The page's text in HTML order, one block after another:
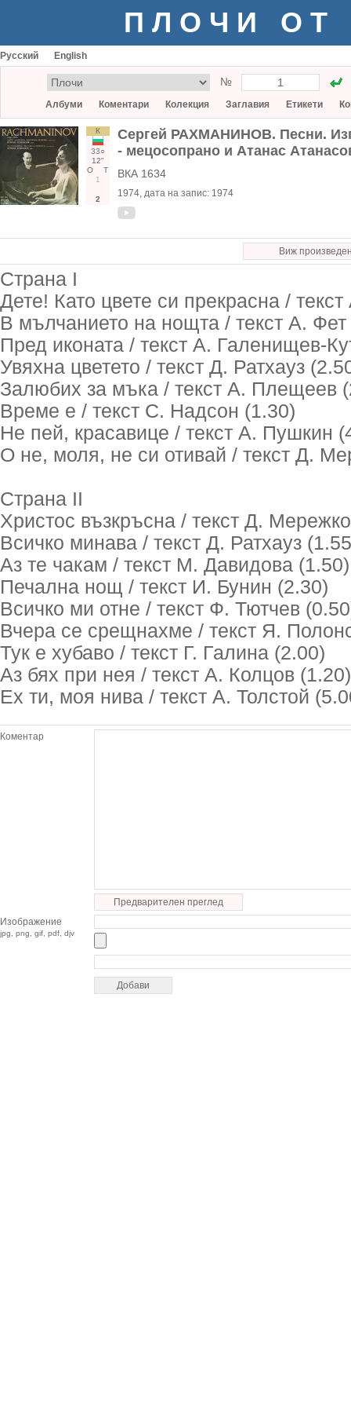
ПЛОЧИ ОТ
Русский English
№
Албуми Коментари Колекция Заглавия Етикети
К
33○
12"
О
Т
1
2
Сергей РАХМАНИНОВ. Песни.
- мецосопрано и Атанас
ВКА 1634
1974, дата на запис: 1974
Виж
Страна I
Дете! Като цвете си прекрасна /
В мълчанието на нощта / текст А. Фет
Пред иконата / текст А. Галенищев-
Увяхна цветето / текст Д. Ратхауз
Залюбих за мъка / текст А. Плещеев
Време е / текст С. Надсон (1.30)
Не пей, красавице / текст А. Пушкин
О не, моля, не си отивай / текст Д.
Страна II
Христос възкръсна / текст Д.
Всичко минава / текст Д. Ратхауз
Аз те чакам / текст М. Давидова (1.50)
Печална нощ / текст И. Бунин (2.30)
Всичко ми отне / текст Ф. Тютчев
Вчера се срещнахме / текст Я.
Тук е хубаво / текст Г. Галина (2.00)
Аз бях при нея / текст А. Колцов (1.20)
Ех ти, моя нива / текст А. Толстой
Коментар
Предварителен преглед
Изображение
jpg, png, gif, pdf, djv